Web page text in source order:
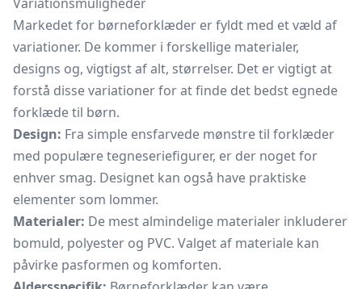
Markedet for børneforklæder er fyldt med et væld af
variationer. De kommer i forskellige materialer,
designs og, vigtigst af alt, størrelser. Det er vigtigt at
forstå disse variationer for at finde det bedst egnede
forklæde til børn.
Design: Fra simple ensfarvede mønstre til forklæder
med populære tegneseriefigurer, er der noget for
enhver smag. Designet kan også have praktiske
elementer som lommer.
Materialer: De mest almindelige materialer inkluderer
bomuld, polyester og PVC. Valget af materiale kan
påvirke pasformen og komforten.